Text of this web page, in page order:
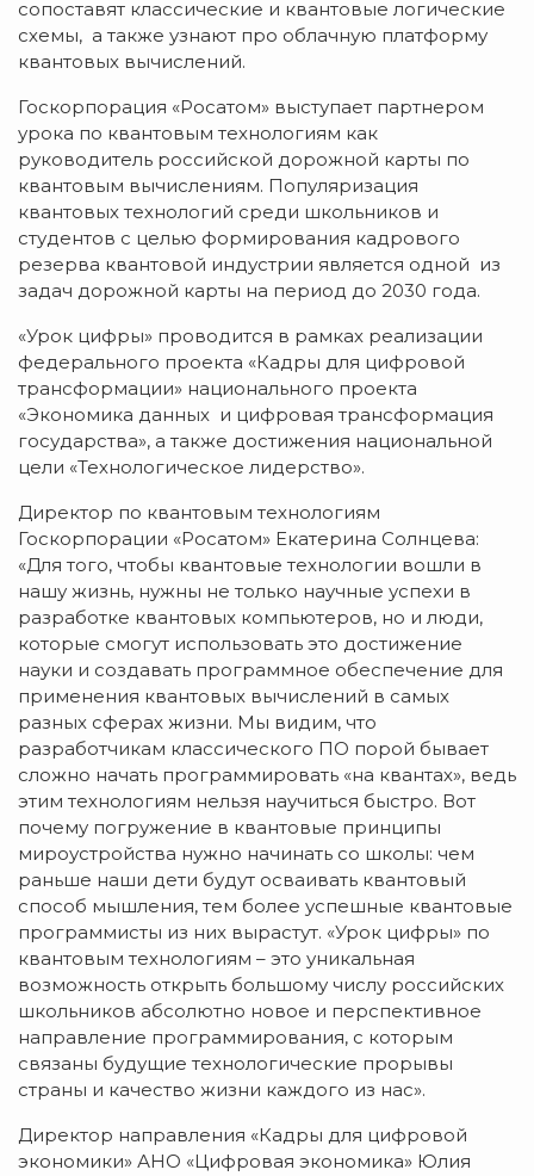
сопоставят классические и квантовые логические
схемы, а также узнают про облачную платформу
квантовых вычислений.
Госкорпорация «Росатом» выступает партнером
урока по квантовым технологиям как
руководитель российской дорожной карты по
квантовым вычислениям. Популяризация
квантовых технологий среди школьников и
студентов с целью формирования кадрового
резерва квантовой индустрии является одной из
задач дорожной карты на период до 2030 года.
«Урок цифры» проводится в рамках реализации
федерального проекта «Кадры для цифровой
трансформации» национального проекта
«Экономика данных и цифровая трансформация
государства», а также достижения национальной
цели «Технологическое лидерство».
Директор по квантовым технологиям
Госкорпорации «Росатом» Екатерина Солнцева:
«Для того, чтобы квантовые технологии вошли в
нашу жизнь, нужны не только научные успехи в
разработке квантовых компьютеров, но и люди,
которые смогут использовать это достижение
науки и создавать программное обеспечение для
применения квантовых вычислений в самых
разных сферах жизни. Мы видим, что
разработчикам классического ПО порой бывает
сложно начать программировать «на квантах», ведь
этим технологиям нельзя научиться быстро. Вот
почему погружение в квантовые принципы
мироустройства нужно начинать со школы: чем
раньше наши дети будут осваивать квантовый
способ мышления, тем более успешные квантовые
программисты из них вырастут. «Урок цифры» по
квантовым технологиям – это уникальная
возможность открыть большому числу российских
школьников абсолютно новое и перспективное
направление программирования, с которым
связаны будущие технологические прорывы
страны и качество жизни каждого из нас».
Директор направления «Кадры для цифровой
экономики» АНО «Цифровая экономика» Юлия